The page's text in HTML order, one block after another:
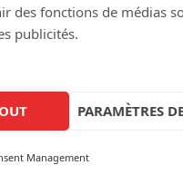
Partagez sur :
des fonctions de médias
publicités.
PARAMÈTRES
Management